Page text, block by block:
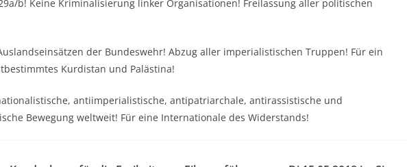
b! Keine Kriminalisierung linker Organisationen! Freilassung aller politischen
der Bundeswehr! Abzug aller imperialistischen Truppen! Für ein
Kurdistan und Palästina!
antiimperialistische, antipatriarchale, antirassistische und
Bewegung weltweit! Für eine Internationale des Widerstands!